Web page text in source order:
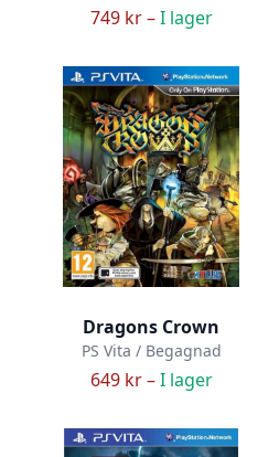
749 kr –I lager
Dragons Crown
PS Vita / Begagnad
649 kr –I lager